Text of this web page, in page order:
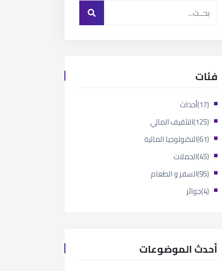
فئات
أحداث
(17)
التثقيف المالي
(125)
التكنولوجيا المالية
(61)
الحملات
(45)
السفر و الطعام
(95)
جوائز (4)
أحدث الموضوعات